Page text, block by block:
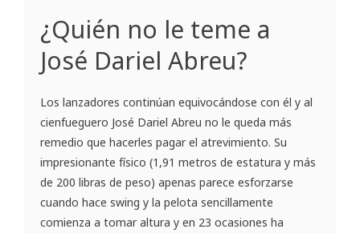
¿Quién no le teme a
José Dariel Abreu?
Los lanzadores continúan equivocándose con él y al
cienfueguero José Dariel Abreu no le queda más
remedio que hacerles pagar el atrevimiento. Su
impresionante físico (1,91 metros de estatura y más
de 200 libras de peso) apenas parece esforzarse
cuando hace swing y la pelota sencillamente
comienza a tomar altura y en 23 ocasiones ha